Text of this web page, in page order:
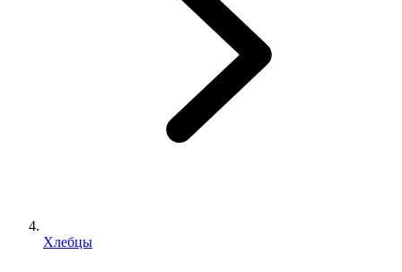
Хлебцы